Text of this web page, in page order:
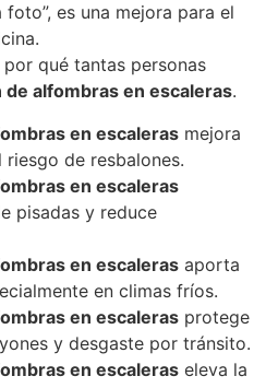
es una mejora para el
qué tantas personas
de alfombras en escaleras.
en escaleras mejora
de resbalones.
en escaleras
pisadas y reduce
en escaleras aporta
en climas fríos.
en escaleras protege
y desgaste por tránsito.
en escaleras eleva la